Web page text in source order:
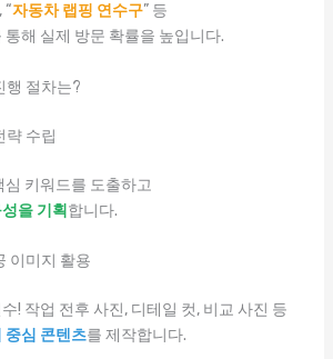
“자동차 랩핑 연수구” 등
통해 실제 방문 확률을 높입니다.
행 절차는?
략 수립
심 키워드를 도출하고
을 기획 합니다.
이미지 활용
! 작업 전후 사진, 디테일 컷, 비교 사진 등
중심 콘텐츠를 제작합니다.